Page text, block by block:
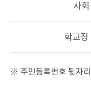
사
학교
※ 주민등록번호 뒷자